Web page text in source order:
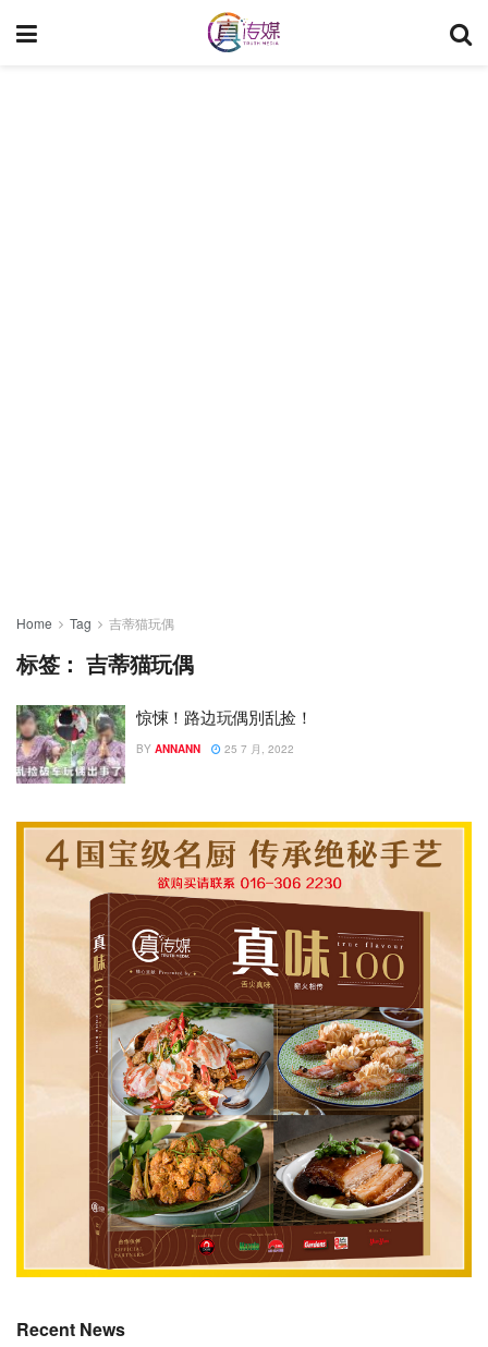
Home Tag 吉蒂猫玩偶
标签：吉蒂猫玩偶
惊悚！路边玩偶別乱捡！
BY ANNANN 25 7 月, 2022
Recent News